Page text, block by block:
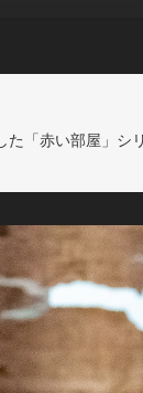
「赤い部屋」